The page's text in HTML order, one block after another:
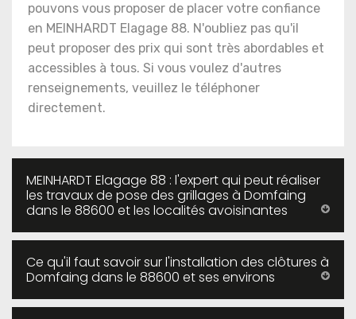
pouvons vous proposer de placer votre confiance
en MEINHARDT Elagage 88. N'oubliez pas qu'il
peut proposer des prix qui sont très abordables et
accessibles à tous. Si vous voulez d'autres
renseignements, veuillez le téléphoner
directement.
MEINHARDT Elagage 88 : l'expert qui peut réaliser
les travaux de pose des grillages à Domfaing
dans le 88600 et les localités avoisinantes
Ce qu'il faut savoir sur l'installation des clôtures à
Domfaing dans le 88600 et ses environs